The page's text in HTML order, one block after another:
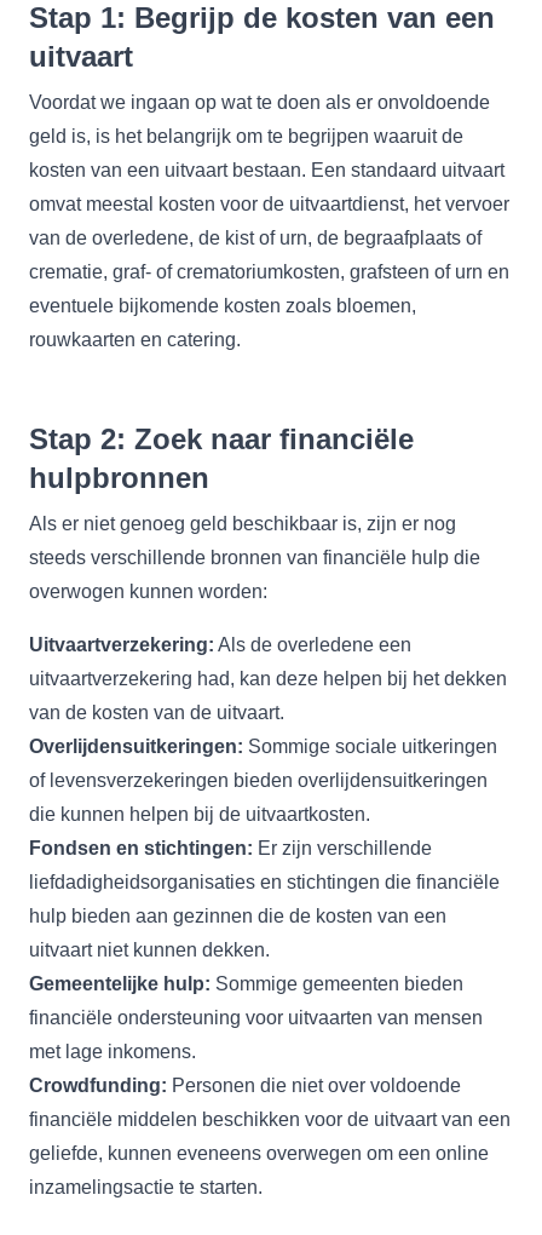
Stap 1: Begrijp de kosten van een
uitvaart
Voordat we ingaan op wat te doen als er onvoldoende
geld is, is het belangrijk om te begrijpen waaruit de
kosten van een uitvaart bestaan. Een standaard uitvaart
omvat meestal kosten voor de uitvaartdienst, het vervoer
van de overledene, de kist of urn, de begraafplaats of
crematie, graf- of crematoriumkosten, grafsteen of urn en
eventuele bijkomende kosten zoals bloemen,
rouwkaarten en catering.
Stap 2: Zoek naar financiële
hulpbronnen
Als er niet genoeg geld beschikbaar is, zijn er nog
steeds verschillende bronnen van financiële hulp die
overwogen kunnen worden:
Uitvaartverzekering: Als de overledene een
uitvaartverzekering had, kan deze helpen bij het dekken
van de kosten van de uitvaart.
Overlijdensuitkeringen: Sommige sociale uitkeringen
of levensverzekeringen bieden overlijdensuitkeringen
die kunnen helpen bij de uitvaartkosten.
Fondsen en stichtingen: Er zijn verschillende
liefdadigheidsorganisaties en stichtingen die financiële
hulp bieden aan gezinnen die de kosten van een
uitvaart niet kunnen dekken.
Gemeentelijke hulp: Sommige gemeenten bieden
financiële ondersteuning voor uitvaarten van mensen
met lage inkomens.
Crowdfunding: Personen die niet over voldoende
financiële middelen beschikken voor de uitvaart van een
geliefde, kunnen eveneens overwegen om een online
inzamelingsactie te starten.